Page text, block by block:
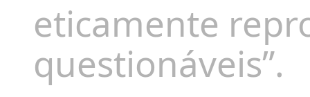
eticamente
questionáveis”.